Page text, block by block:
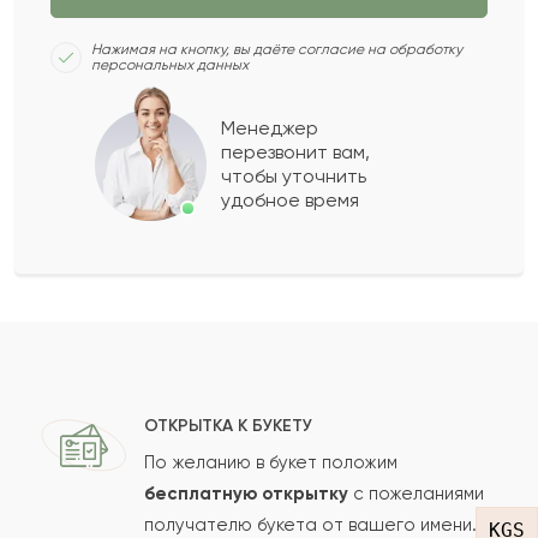
KGS
Фархад
Показать еще
Ваш e-mail
Нажимая на кнопку, вы даёте согласие на обработку
персональных данных
Менеджер
перезвонит вам,
чтобы уточнить
удобное время
ОТКРЫТКА К БУКЕТУ
По желанию в букет положим
бесплатную открытку с пожеланиями
получателю букета от вашего имени.